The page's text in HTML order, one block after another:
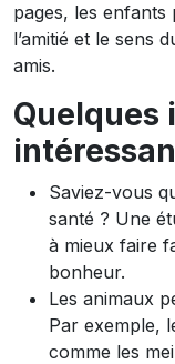
pages, les enfants
l’amitié et le sens
amis.
Quelques
Saviez-vous
santé ? Une
à mieux faire
bonheur.
Les animaux
Par exemple,
comme les